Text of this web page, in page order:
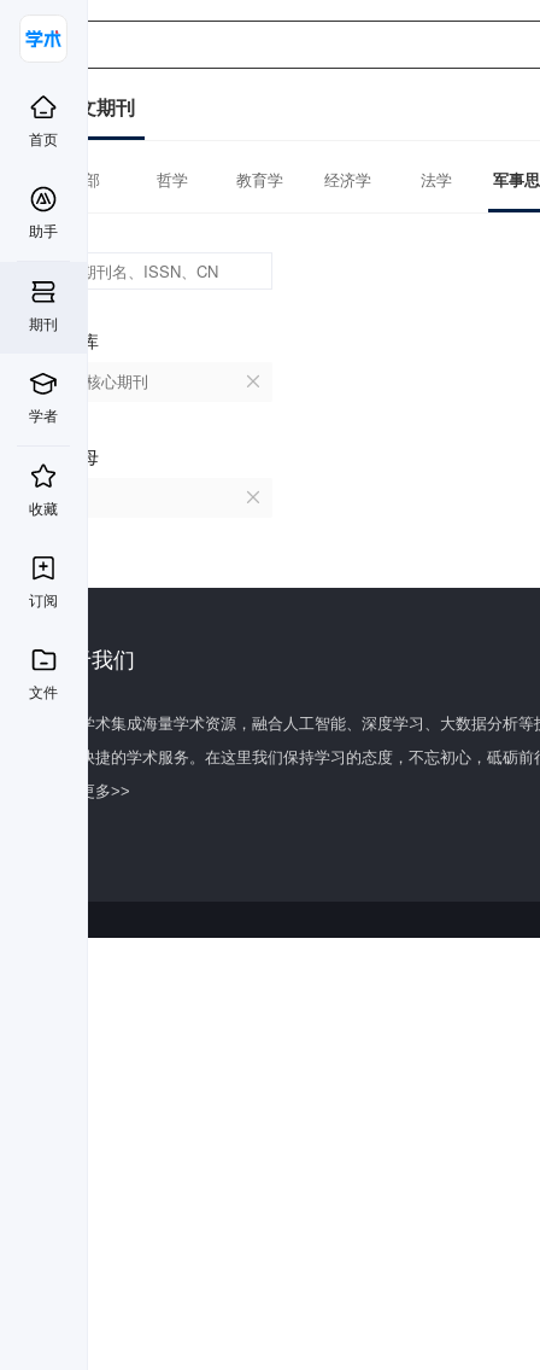
首页
助手
期刊
学者
收藏
订阅
文件
中文期刊
全部 哲学 教育学 经济学 法学 军事
数据库
北大核心期刊
首字母
关于我们
百度学术集成海量学术资源，融合人工智能、深度学习、大数据分析
全面快捷的学术服务。在这里我们保持学习的态度，不忘初心，砥砺前
了解更多>>